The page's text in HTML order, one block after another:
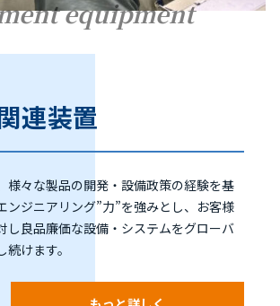
equipment
連装置
様々な製品の開発・設備政策の経験を基
ンジニアリング”力”を強みとし、お客様
し良品廉価な設備・システムをグローバ
けます。